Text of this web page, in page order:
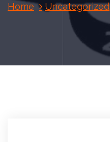
Home Uncategorized